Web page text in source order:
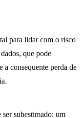
para lidar com o risco
que pode
a consequente perda de
subestimado: um